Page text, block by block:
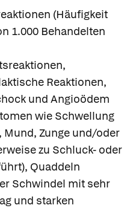
(Häufigkeit
1.000 Behandelten
Reaktionen,
und Angioödem
wie Schwellung
Mund, Zunge und/oder
zu Schluck- oder
Quaddeln
Schwindel mit sehr
und starken